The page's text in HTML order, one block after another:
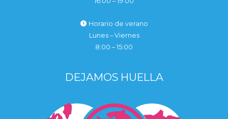
Horario de verano
Lunes – Viernes
8:00 – 15:00
DEJAMOS HUELLA